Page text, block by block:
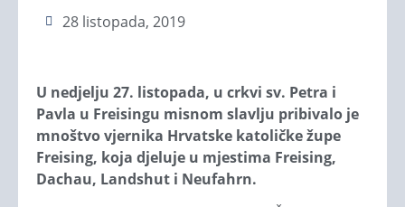
28 listopada, 2019
U nedjelju 27. listopada, u crkvi sv. Petra i
Pavla u Freisingu misnom slavlju pribivalo je
mnoštvo vjernika Hrvatske katoličke župe
Freising, koja djeluje u mjestima Freising,
Dachau, Landshut i Neufahrn.